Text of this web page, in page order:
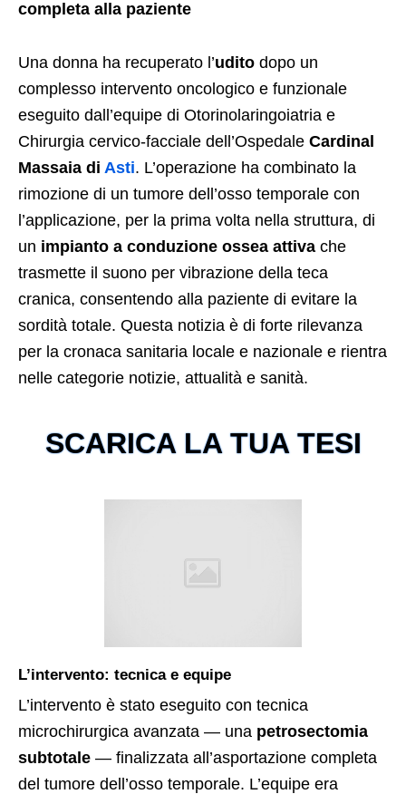
completa alla paziente
Una donna ha recuperato l’udito dopo un
complesso intervento oncologico e funzionale
eseguito dall’equipe di Otorinolaringoiatria e
Chirurgia cervico-facciale dell’Ospedale Cardinal
Massaia di Asti. L’operazione ha combinato la
rimozione di un tumore dell’osso temporale con
l’applicazione, per la prima volta nella struttura, di
un impianto a conduzione ossea attiva che
trasmette il suono per vibrazione della teca
cranica, consentendo alla paziente di evitare la
sordità totale. Questa notizia è di forte rilevanza
per la cronaca sanitaria locale e nazionale e rientra
nelle categorie notizie, attualità e sanità.
SCARICA LA TUA TESI
L’intervento: tecnica e equipe
L’intervento è stato eseguito con tecnica
microchirurgica avanzata — una petrosectomia
subtotale — finalizzata all’asportazione completa
del tumore dell’osso temporale. L’equipe era